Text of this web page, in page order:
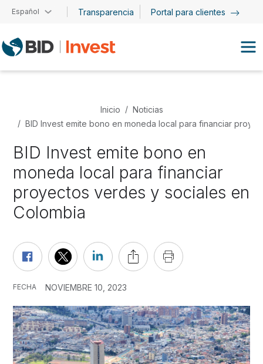
Pasar al contenido principal
Español Transparencia Portal para clientes
Inicio
Noticias
BID Invest emite bono en moneda local para financiar
BID Invest emite bono en
moneda local para financiar
proyectos verdes y sociales en
Colombia
FECHA NOVIEMBRE 10, 2023